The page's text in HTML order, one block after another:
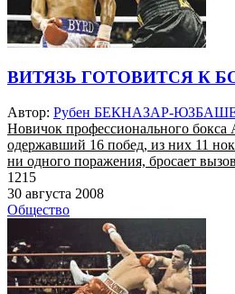
ВИТЯЗЬ ГОТОВИТСЯ К
Автор: Рубен БЕКНАЗАР-
Новичок профессионального бокса
одержавший 16 побед, из них 11
ни одного поражения, бросает
1215
30 августа 2008
Общество